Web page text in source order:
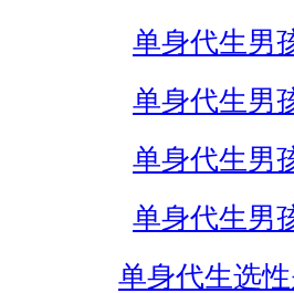
单身代生男
单身代生男
单身代生男
单身代生男
单身代生选